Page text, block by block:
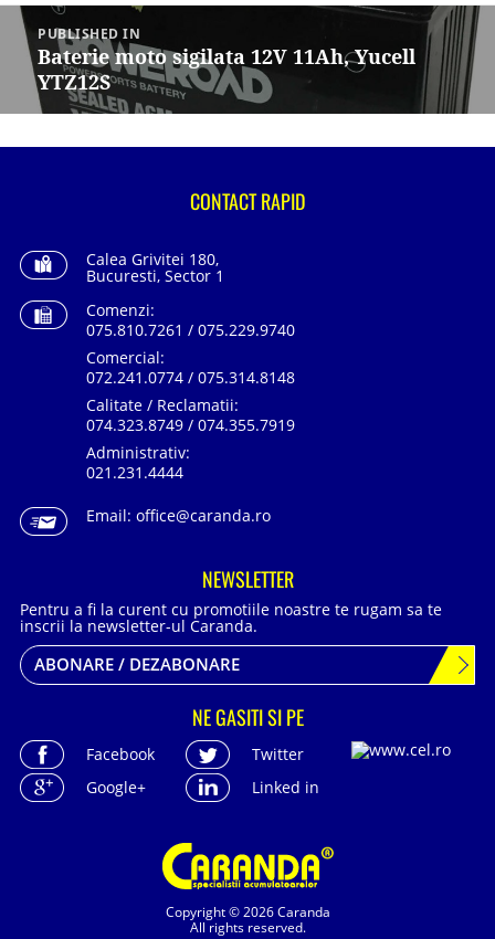
Navigare
articole
PUBLISHED IN
Baterie moto sigilata 12V 11Ah, Yucell
YTZ12S
Copyright © 2026 Caranda
All rights reserved.
CONTACT RAPID
Calea Grivitei 180,
Bucuresti, Sector 1
Comenzi:
075.810.7261 / 075.229.9740
Comercial:
072.241.0774 / 075.314.8148
Calitate / Reclamatii:
074.323.8749 / 074.355.7919
Administrativ:
021.231.4444
Email: office@caranda.ro
NEWSLETTER
Pentru a fi la curent cu promotiile noastre te rugam sa te
inscrii la newsletter-ul Caranda.
ABONARE / DEZABONARE
NE GASITI SI PE
Facebook
Twitter
Google+
Linked in